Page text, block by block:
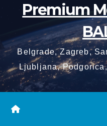
Premium
Belgrade, Zagreb,
Ljubljana,